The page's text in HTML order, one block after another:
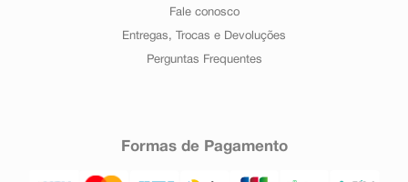
Fale conosco
Entregas, Trocas e Devoluções
Perguntas Frequentes
Formas de Pagamento